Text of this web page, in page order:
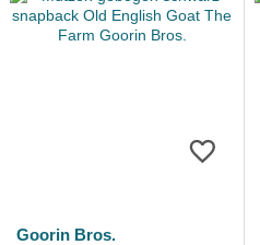
Goorin Bros.